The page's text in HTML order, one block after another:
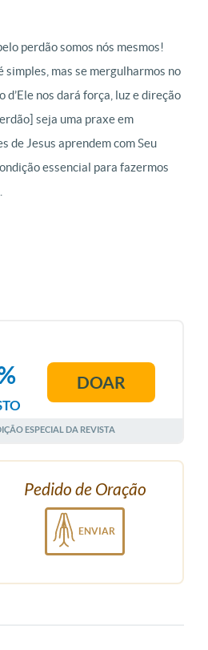
perdão somos nós mesmos!
simples, mas se mergulharmos no
d’Ele nos dará força, luz e direção
seja uma praxe em
de Jesus aprendem com Seu
essencial para fazermos
DOAR
ESPECIAL DA REVISTA
Pedido de Oração
ENVIAR